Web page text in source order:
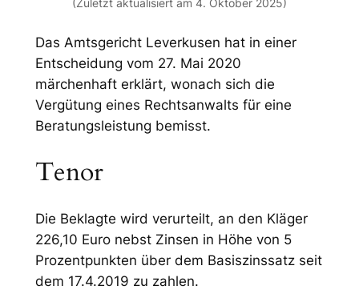
Das Amtsgericht Leverkusen hat in einer
Entscheidung vom 27. Mai 2020
märchenhaft erklärt, wonach sich die
Vergütung eines Rechtsanwalts für eine
Beratungsleistung bemisst.
Tenor
Die Beklagte wird verurteilt, an den Kläger
226,10 Euro nebst Zinsen in Höhe von 5
Prozentpunkten über dem Basiszinssatz seit
dem 17.4.2019 zu zahlen.